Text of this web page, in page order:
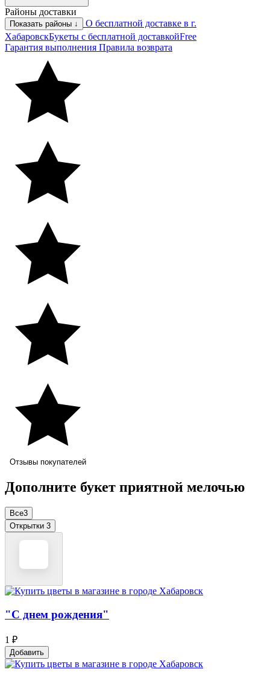
Районы доставки
Показать районы ↓
О бесплатной доставке в г.
ХабаровскБукеты с бесплатной доставкойFree
Гарантия выполнения Правила возврата
Отзывы покупателей
Дополните букет приятной мелочью
Все3
Открытки 3
"С днем рождения"
1 ₽
Добавить